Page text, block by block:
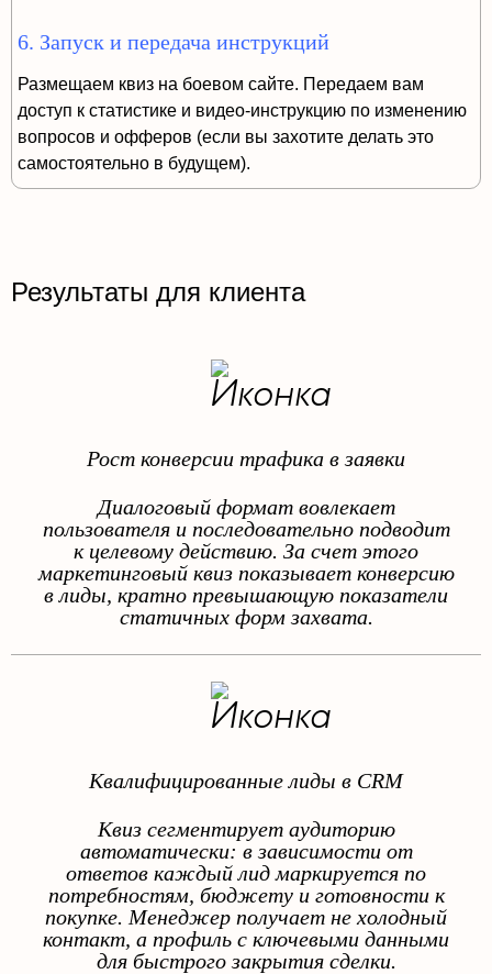
6. Запуск и передача инструкций
Размещаем квиз на боевом сайте. Передаем вам
доступ к статистике и видео-инструкцию по изменению
вопросов и офферов (если вы захотите делать это
самостоятельно в будущем).
Результаты для клиента
Рост конверсии трафика в заявки
Диалоговый формат вовлекает
пользователя и последовательно подводит
к целевому действию. За счет этого
маркетинговый квиз показывает конверсию
в лиды, кратно превышающую показатели
статичных форм захвата.
Квалифицированные лиды в CRM
Квиз сегментирует аудиторию
автоматически: в зависимости от
ответов каждый лид маркируется по
потребностям, бюджету и готовности к
покупке. Менеджер получает не холодный
контакт, а профиль с ключевыми данными
для быстрого закрытия сделки.